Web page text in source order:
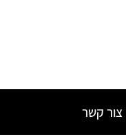
צור קשר